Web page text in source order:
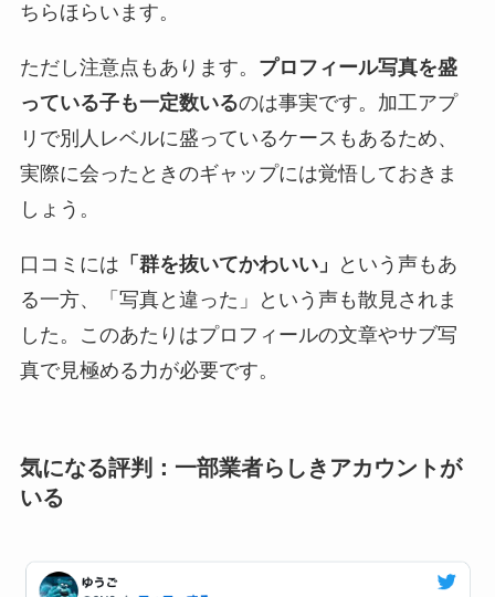
ちらほらいます。
ただし注意点もあります。 プロフィール写真を盛
っている子も一定数いるのは事実です。加工アプ
リで別人レベルに盛っているケースもあるため、
実際に会ったときのギャップには覚悟しておきま
しょう。
口コミには 「群を抜いてかわいい」
という声もあ
る一方、「写真と違った」という声も散見されま
した。このあたりはプロフィールの文章やサブ写
真で見極める力が必要です。
気になる評判：一部業者らしきアカウントが
いる